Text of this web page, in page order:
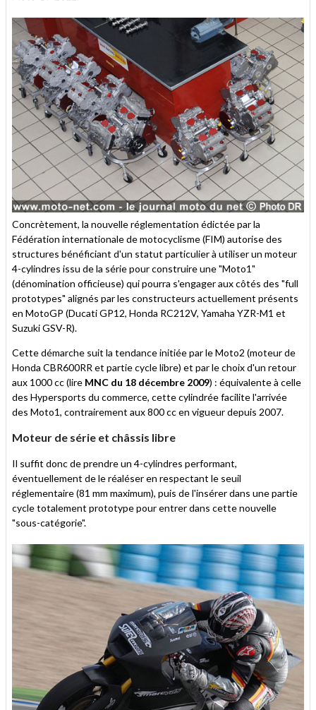
Concrètement, la nouvelle réglementation édictée par la
Fédération internationale de motocyclisme (FIM) autorise des
structures bénéficiant d'un statut particulier à utiliser un moteur
4-cylindres issu de la série pour construire une "Moto1"
(dénomination officieuse) qui pourra s'engager aux côtés des "full
prototypes" alignés par les constructeurs actuellement présents
en MotoGP (Ducati GP12, Honda RC212V, Yamaha YZR-M1 et
Suzuki GSV-R).
Cette démarche suit la tendance initiée par le Moto2 (moteur de
Honda CBR600RR et partie cycle libre) et par le choix d'un retour
aux 1000 cc (lire MNC du 18 décembre 2009) : équivalente à celle
des Hypersports du commerce, cette cylindrée facilite l'arrivée
des Moto1, contrairement aux 800 cc en vigueur depuis 2007.
Moteur de série et châssis libre
Il suffit donc de prendre un 4-cylindres performant,
éventuellement de le réaléser en respectant le seuil
réglementaire (81 mm maximum), puis de l'insérer dans une partie
cycle totalement prototype pour entrer dans cette nouvelle
"sous-catégorie".